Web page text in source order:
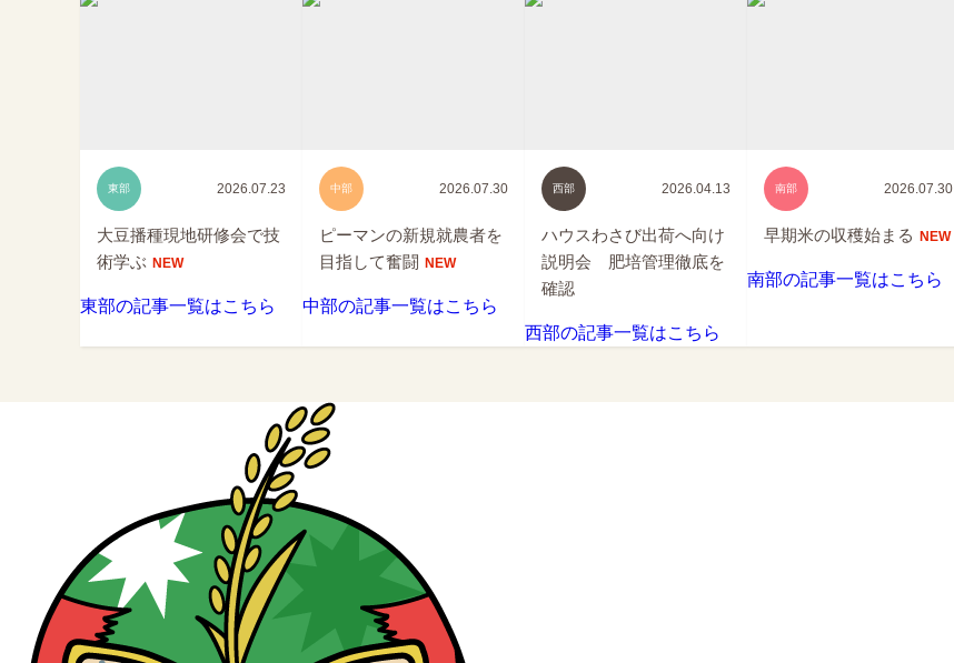
東部 2026.07.23
大豆播種現地研修会で技
術学ぶ NEW
東部の記事一覧はこちら
中部 2026.07.30
ピーマンの新規就農者を
目指して奮闘 NEW
中部の記事一覧はこちら
西部 2026.04.13
ハウスわさび出荷へ向け
説明会 肥培管理徹底を
確認
西部の記事一覧はこちら
南部 2026.07.30
早期米の収穫始まる NEW
南部の記事一覧はこちら